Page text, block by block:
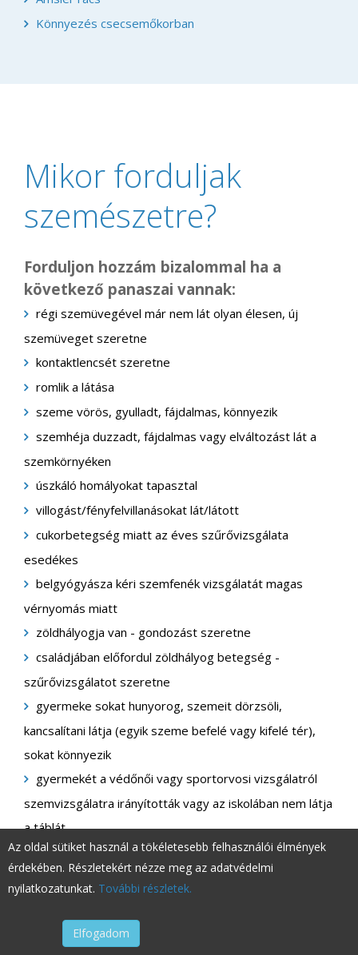
Könnyezés csecsemőkorban
Mikor forduljak
szemészetre?
Forduljon hozzám bizalommal ha a
következő panaszai vannak:
régi szemüvegével már nem lát olyan élesen, új
szemüveget szeretne
kontaktlencsét szeretne
romlik a látása
szeme vörös, gyulladt, fájdalmas, könnyezik
szemhéja duzzadt, fájdalmas vagy elváltozást lát a
szemkörnyéken
úszkáló homályokat tapasztal
villogást/fényfelvillanásokat lát/látott
cukorbetegség miatt az éves szűrővizsgálata
esedékes
belgyógyásza kéri szemfenék vizsgálatát magas
vérnyomás miatt
zöldhályogja van - gondozást szeretne
családjában előfordul zöldhályog betegség -
szűrővizsgálatot szeretne
gyermeke sokat hunyorog, szemeit dörzsöli,
kancsalítani látja (egyik szeme befelé vagy kifelé tér),
sokat könnyezik
gyermekét a védőnői vagy sportorvosi vizsgálatról
szemvizsgálatra irányították vagy az iskolában nem látja
a táblát
gyermekének esedékes a gyermekszemészeti
szűrővizsgálata (általában 1, 3 és 6-7 éves korban
Az oldal sütiket használ a tökéletesebb felhasználói élmények
érdekében. Részletekért nézze meg az adatvédelmi
nyilatkozatunkat. További részletek.
Elfogadom